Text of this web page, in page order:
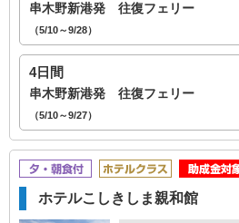
串木野新港発 往復フェリー
（5/10～9/28）
4日間
串木野新港発 往復フェリー
（5/10～9/27）
ホテルこしきしま親和館